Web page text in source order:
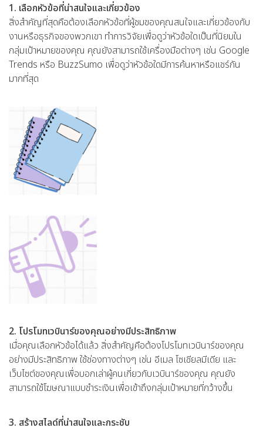
1. เลือกหัวข้อที่น่าสนใจและเกี่ยวข้อง
สิ่งสำคัญที่สุดคือต้องเลือกหัวข้อที่ผู้ชมของคุณสนใจและเกี่ยวข้องกับ
งานหรือธุรกิจของพวกเขา ทำการวิจัยเพื่อดูว่าหัวข้อใดเป็นที่นิยมใน
กลุ่มเป้าหมายของคุณ คุณยังสามารถใช้เครื่องมือต่างๆ เช่น Google
Trends หรือ BuzzSumo เพื่อดูว่าหัวข้อใดมีการค้นหาหรือแชร์กัน
มากที่สุด
2. โปรโมทเวบินาร์ของคุณอย่างมีประสิทธิภาพ
เมื่อคุณเลือกหัวข้อได้แล้ว สิ่งสำคัญคือต้องโปรโมทเวบินาร์ของคุณ
อย่างมีประสิทธิภาพ ใช้ช่องทางต่างๆ เช่น อีเมล โซเชียลมีเดีย และ
เว็บไซต์ของคุณเพื่อบอกเล่าผู้คนเกี่ยวกับเวบินาร์ของคุณ คุณยัง
สามารถใช้โฆษณาแบบชำระเงินเพื่อเข้าถึงกลุ่มเป้าหมายที่กว้างขึ้น
3. สร้างสไลด์ที่น่าสนใจและกระชับ